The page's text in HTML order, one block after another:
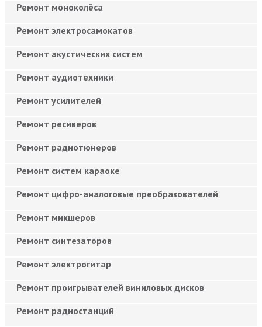
Ремонт моноколёса
Ремонт электросамокатов
Ремонт акустических систем
Ремонт аудиотехники
Ремонт усилителей
Ремонт ресиверов
Ремонт радиотюнеров
Ремонт систем караоке
Ремонт цифро-аналоговые преобразователей
Ремонт микшеров
Ремонт синтезаторов
Ремонт электрогитар
Ремонт проигрывателей виниловых дисков
Ремонт радиостанций